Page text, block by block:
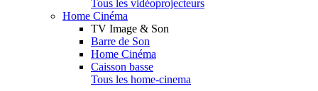
Tous les vidéoprojecteurs
Home Cinéma
TV Image & Son
Barre de Son
Home Cinéma
Caisson basse
Tous les home-cinema